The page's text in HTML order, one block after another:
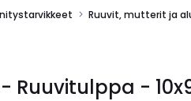
Ruuvit, mutterit ja
- Ruuvitulppa -